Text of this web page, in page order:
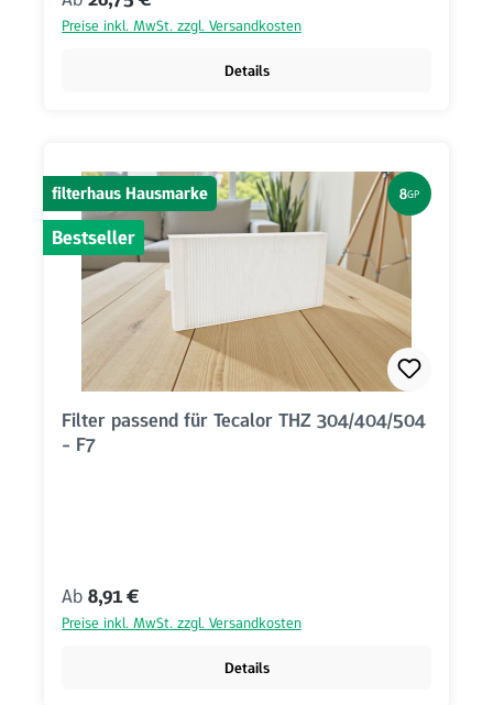
Preise inkl. MwSt. zzgl. Versandkosten
Details
filterhaus Hausmarke
Bestseller
8GP
Filter passend für Tecalor THZ 304/404/504
- F7
Regulärer Preis:
Ab 8,91 €
Preise inkl. MwSt. zzgl. Versandkosten
Details